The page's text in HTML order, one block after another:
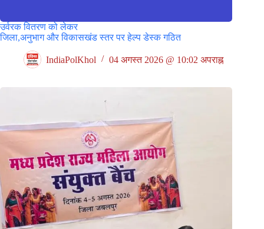
उर्वरक वितरण को लेकर
जिला,अनुभाग और विकासखंड स्तर पर हेल्प डेस्क गठित
IndiaPolKhol 04 अगस्त 2026 @ 10:02 अपराह्न